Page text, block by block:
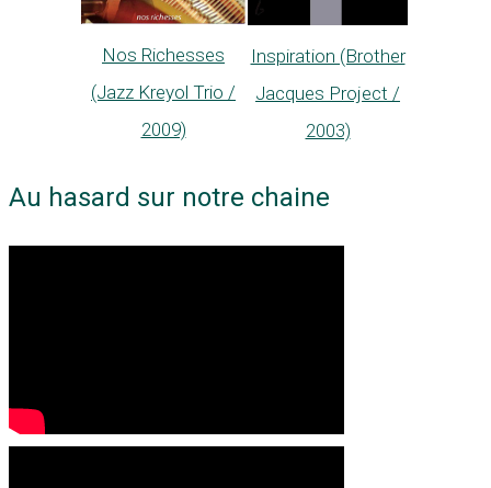
Nos Richesses
(Jazz Kreyol Trio /
2009)
Inspiration (Brother
Jacques Project /
2003)
Au hasard sur notre chaine